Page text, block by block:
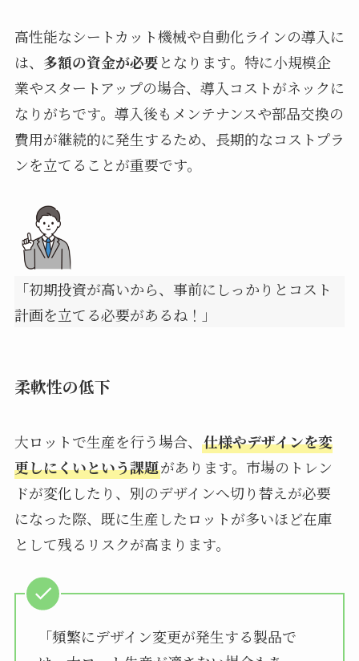
高性能なシートカット機械や自動化ラインの導入に
は、 多額の資金が必要となります。特に小規模企
業やスタートアップの場合、導入コストがネックに
なりがちです。導入後もメンテナンスや部品交換の
費用が継続的に発生するため、長期的なコストプラ
ンを立てることが重要です。
「初期投資が高いから、事前にしっかりとコスト
計画を立てる必要があるね！」
柔軟性の低下
大ロットで生産を行う場合、 仕様やデザインを変
更しにくいという課題があります。市場のトレン
ドが変化したり、別のデザインへ切り替えが必要
になった際、既に生産したロットが多いほど在庫
として残るリスクが高まります。
「頻繁にデザイン変更が発生する製品で